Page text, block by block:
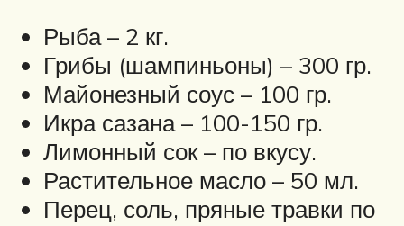
Рыба – 2 кг.
Грибы (шампиньоны) – 300 гр.
Майонезный соус – 100 гр.
Икра сазана – 100-150 гр.
Лимонный сок – по вкусу.
Растительное масло – 50 мл.
Перец, соль, пряные травки по